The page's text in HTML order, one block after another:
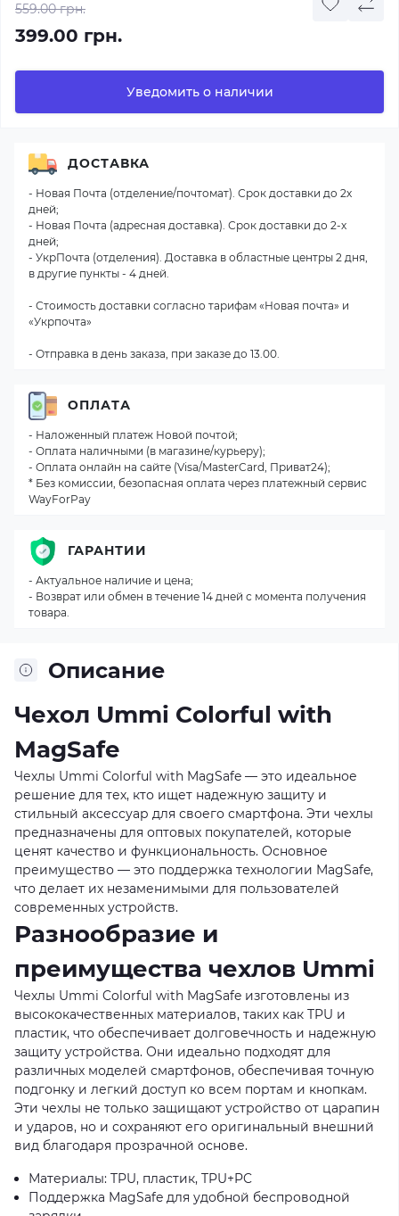
559.00 грн.
399.00 грн.
Уведомить о наличии
Описание
Чехол Ummi Colorful with
MagSafe
Чехлы Ummi Colorful with MagSafe — это идеальное
решение для тех, кто ищет надежную защиту и
стильный аксессуар для своего смартфона. Эти чехлы
предназначены для оптовых покупателей, которые
ценят качество и функциональность. Основное
преимущество — это поддержка технологии MagSafe,
что делает их незаменимыми для пользователей
современных устройств.
Разнообразие и
преимущества чехлов Ummi
Чехлы Ummi Colorful with MagSafe изготовлены из
высококачественных материалов, таких как TPU и
пластик, что обеспечивает долговечность и надежную
защиту устройства. Они идеально подходят для
различных моделей смартфонов, обеспечивая точную
подгонку и легкий доступ ко всем портам и кнопкам.
Эти чехлы не только защищают устройство от царапин
и ударов, но и сохраняют его оригинальный внешний
вид благодаря прозрачной основе.
Материалы: TPU, пластик, TPU+PC
Поддержка MagSafe для удобной беспроводной
ДОСТАВКА
- Новая Почта (отделение/почтомат). Срок доставки до 2х
дней;
- Новая Почта (адресная доставка). Срок доставки до 2-х
дней;
- УкрПочта (отделения). Доставка в областные центры 2 дня,
в другие пункты - 4 дней.
- Стоимость доставки согласно тарифам «Новая почта» и
«Укрпочта»
- Отправка в день заказа, при заказе до 13.00.
ОПЛАТА
- Наложенный платеж Новой почтой;
- Оплата наличными (в магазине/курьеру);
- Оплата онлайн на сайте (Visa/MasterCard, Приват24);
* Без комиссии, безопасная оплата через платежный сервис
WayForPay
ГАРАНТИИ
- Актуальное наличие и цена;
- Возврат или обмен в течение 14 дней с момента получения
товара.